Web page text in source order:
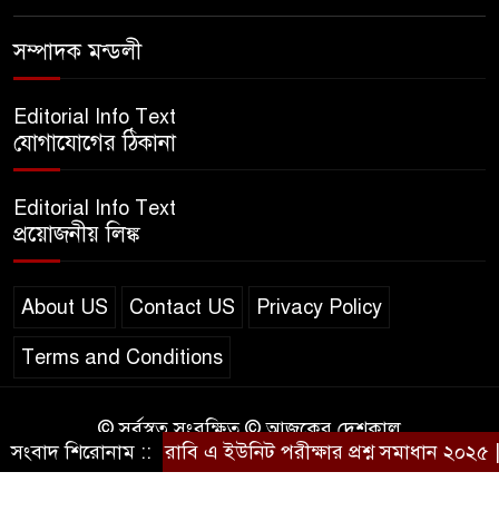
Jannat Toha Video viral
সম্পাদক মন্ডলী
Editorial Info Text
যোগাযোগের ঠিকানা
Editorial Info Text
প্রয়োজনীয় লিঙ্ক
About US Contact US Privacy Policy
Terms and Conditions
© সর্বস্বত্ব সংরক্ষিত © আজকের দেশকাল
Design & Developed byBD IT HOST
সংবাদ শিরোনাম ::রাবি এ ইউনিট পরীক্ষার প্রশ্ন সমাধান ২০২৫ |